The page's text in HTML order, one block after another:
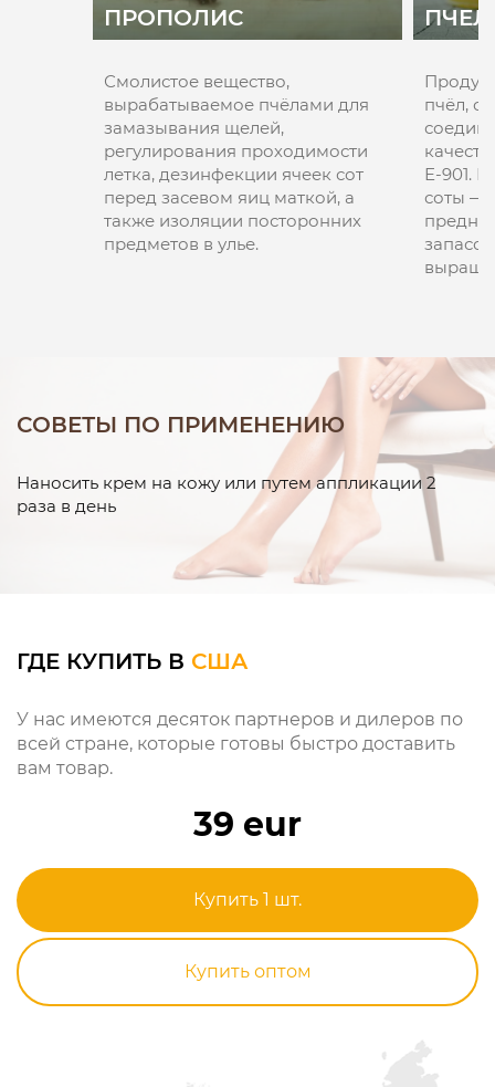
ПРОПОЛИС
Смолистое вещество,
вырабатываемое пчёлами для
замазывания щелей,
регулирования проходимости
летка, дезинфекции ячеек сот
перед засевом яиц маткой, а
также изоляции посторонних
предметов в улье.
пчёл,
Е-901.
соты —
СОВЕТЫ ПО ПРИМЕНЕНИЮ
Наносить крем на кожу или путем аппликации 2
раза в день
ГДЕ КУПИТЬ В США
У нас имеются десяток партнеров и дилеров по
всей стране, которые готовы быстро доставить
вам товар.
39 eur
Купить 1 шт.
Купить оптом